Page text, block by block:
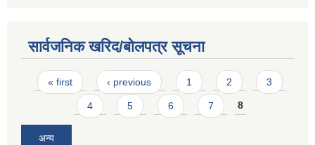
सार्वजनिक खरिद/बोलपत्र सूचना
Pages
« first ‹ previous 1 2 3
4 5 6 7 8
अन्य